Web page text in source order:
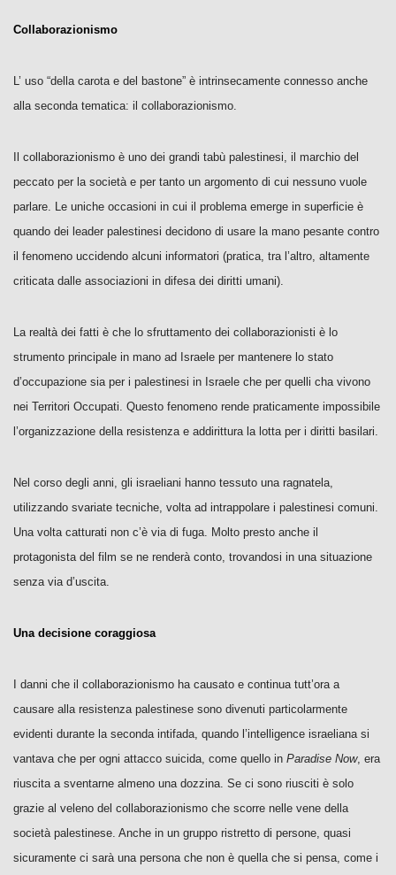
Collaborazionismo
L’ uso “della carota e del bastone” è intrinsecamente connesso anche
alla seconda tematica: il collaborazionismo.
Il collaborazionismo è uno dei grandi tabù palestinesi, il marchio del
peccato per la società e per tanto un argomento di cui nessuno vuole
parlare. Le uniche occasioni in cui il problema emerge in superficie è
quando dei leader palestinesi decidono di usare la mano pesante contro
il fenomeno uccidendo alcuni informatori (pratica, tra l’altro, altamente
criticata dalle associazioni in difesa dei diritti umani).
La realtà dei fatti è che lo sfruttamento dei collaborazionisti è lo
strumento principale in mano ad Israele per mantenere lo stato
d’occupazione sia per i palestinesi in Israele che per quelli cha vivono
nei Territori Occupati. Questo fenomeno rende praticamente impossibile
l’organizzazione della resistenza e addirittura la lotta per i diritti basilari.
Nel corso degli anni, gli israeliani hanno tessuto una ragnatela,
utilizzando svariate tecniche, volta ad intrappolare i palestinesi comuni.
Una volta catturati non c’è via di fuga. Molto presto anche il
protagonista del film se ne renderà conto, trovandosi in una situazione
senza via d’uscita.
Una decisione coraggiosa
I danni che il collaborazionismo ha causato e continua tutt’ora a
causare alla resistenza palestinese sono divenuti particolarmente
evidenti durante la seconda intifada, quando l’intelligence israeliana si
vantava che per ogni attacco suicida, come quello in Paradise Now, era
riuscita a sventarne almeno una dozzina. Se ci sono riusciti è solo
grazie al veleno del collaborazionismo che scorre nelle vene della
società palestinese. Anche in un gruppo ristretto di persone, quasi
sicuramente ci sarà una persona che non è quella che si pensa, come i